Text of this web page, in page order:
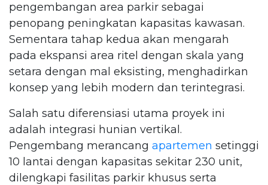
pengembangan area parkir sebagai
penopang peningkatan kapasitas kawasan.
Sementara tahap kedua akan mengarah
pada ekspansi area ritel dengan skala yang
setara dengan mal eksisting, menghadirkan
konsep yang lebih modern dan terintegrasi.
Salah satu diferensiasi utama proyek ini
adalah integrasi hunian vertikal.
Pengembang merancang apartemen setinggi
10 lantai dengan kapasitas sekitar 230 unit,
dilengkapi fasilitas parkir khusus serta